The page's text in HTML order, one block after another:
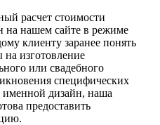
расчет стоимости
на нашем сайте в режиме
клиенту заранее понять
на изготовление
или свадебного
специфических
дизайн, наша
предоставить